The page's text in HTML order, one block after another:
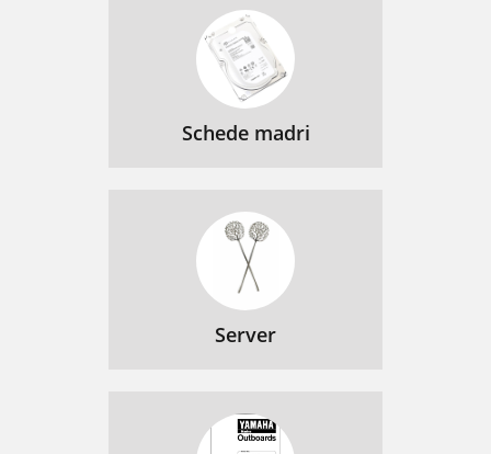
Schede madri
Server